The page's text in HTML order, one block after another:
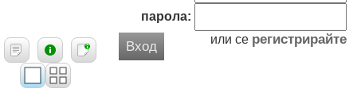
парола:
Вход или се регистрирайте